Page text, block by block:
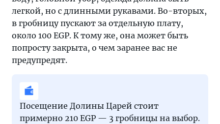
легкой, но с длинными рукавами. Во-вторых,
в гробницу пускают за отдельную плату,
около 100 EGP. К тому же, она может быть
попросту закрыта, о чем заранее вас не
предупредят.
Посещение Долины Царей стоит
примерно 210 EGP — 3 гробницы на выбор.